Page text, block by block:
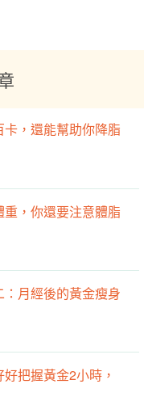
，還能幫助你降脂
，你還要注意體脂
月經後的黃金瘦身
把握黃金2小時，